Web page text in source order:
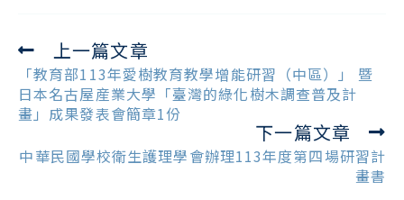
Read
more
articles
上一篇文章
「教育部113年愛樹教育教學增能研習（中區）」 暨
日本名古屋産業大學「臺灣的綠化樹木調查普及計
畫」成果發表會簡章1份
下一篇文章
中華民國學校衛生護理學會辦理113年度第四場研習計
畫書